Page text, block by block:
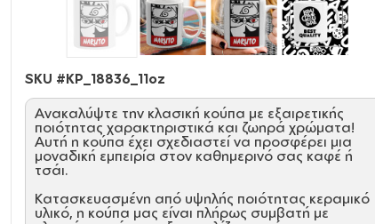
SKU #KP_18836_11oz
Ανακαλύψτε την κλασική κούπα με εξαιρετικής
ποιότητας χαρακτηριστικά και ζωηρά χρώματα!
Αυτή η κούπα έχει σχεδιαστεί να προσφέρει μια
μοναδική εμπειρία στον καθημερινό σας καφέ ή
τσάι.
Κατασκευασμένη από υψηλής ποιότητας κεραμικό
υλικό, η κούπα μας είναι πλήρως συμβατή με